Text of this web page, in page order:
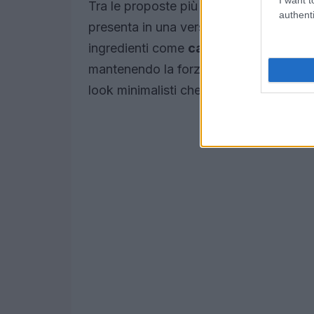
Tra le proposte più affascinanti, il
presenta in una versione più calda e
ingredienti come cannella
mantenendo la forza del rosso
look minimalisti che a make-up più